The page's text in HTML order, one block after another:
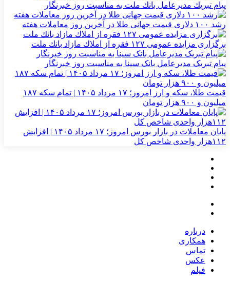
پیام تبریك مدیرعامل بانك ملت به مناسبت روز خبرنگار
رشد ۱۰۰ دلاری قیمت جهانی طلا در آخرین روز معاملات هفته
برگزاری مزایده عمومی ۱۲۷ فقره از املاك مازاد بانك ملت
پیام تبریک مدیرعامل بانک سینا به مناسبت روز خبرنگار
قیمت طلا، سکه و ارز امروز؛ ۱۷ مرداد ۱۴۰۵ | تمام سکه ۱۸۷
میلیون و ۹۰۰ هزار تومان
پایان معاملات در بازار بورس امروز؛ ۱۷ مرداد ۱۴۰۵ | افزایش
۱۱۲هزار واحدی شاخص کل
درباره
همکاری
تماس
عکس
فیلم